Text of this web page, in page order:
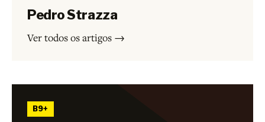
Pedro Strazza
Ver todos os artigos →
B9+